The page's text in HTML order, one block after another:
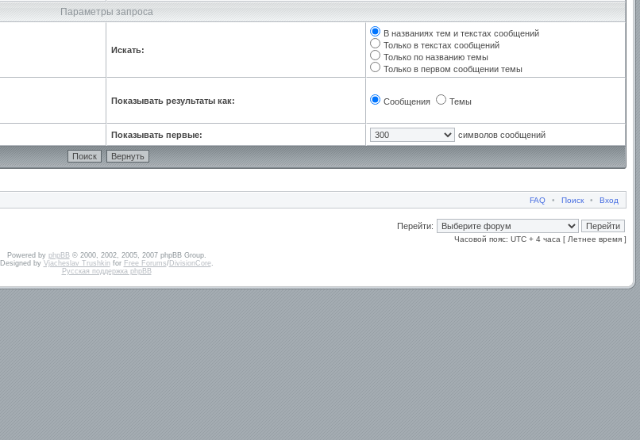
Параметры запроса
Искать:
В названиях тем и текстах сообщений
Только в текстах сообщений
Только по названию темы
Только в первом сообщении темы
Показывать результаты как: Сообщения Темы
Показывать первые: символов сообщений
FAQ • Поиск • Вход
Перейти:
Часовой пояс: UTC + 4 часа [ Летнее время ]
Powered by phpBB© 2000, 2002, 2005, 2007 phpBB Group.
Designed by Vjacheslav Trushkinfor Free Forums/DivisionCore.
Русская поддержка phpBB